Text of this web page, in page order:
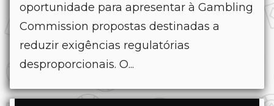
oportunidade para apresentar à Gambling
Commission propostas destinadas a
reduzir exigências regulatórias
desproporcionais. O...